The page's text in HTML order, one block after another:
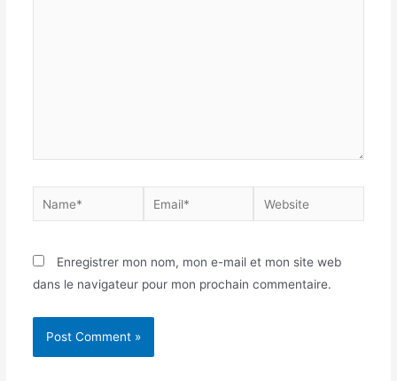
Enregistrer mon nom, mon e-mail et mon site web
dans le navigateur pour mon prochain commentaire.